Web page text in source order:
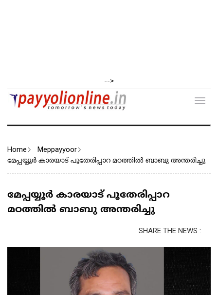
-->
Home Meppayyoor
മേപ്പയ്യൂർ കാരയാട് പൂതേരിപ്പാറ മഠത്തിൽ ബാബു അന്തരിച്ചു
മേപ്പയ്യൂർ കാരയാട് പൂതേരിപ്പാറ
മഠത്തിൽ ബാബു അന്തരിച്ചു
SHARE THE NEWS :